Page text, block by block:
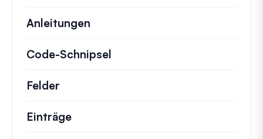
Anleitungen
Code-Schnipsel
Felder
Einträge